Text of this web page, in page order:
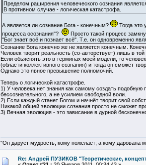
Пределом раширения человеческого сознания
В противном случае - логическая катастрофа.
А является ли сознание Бога - конечным? Тогда это
процесса осознания"?
Просто такой процесс
"Бог знает всё и познает всё". Т.е. он одновременно
Сознание Бога конечно же не является конечным.
Человек творит реальность (со-авторствует) лишь в
Если обьяснять это в терминах моей модели, то
(области коллективного сознания) и тогда он сможет
Однако это явное превышение полномочий.
Теперь о логической катастрофе.
1) У человека нет знания как самому создать
бессознательного, а не усилием свободной воли.
2) Если каждый станет Богом и начнёт творит свой
Никакой общей эволюции сознания просто не сможет
3) Вечная эволюция - это зависание в дурной
"Он дарует мудрость, кому пожелает; а кому дарована
Re: Андрей ПУЗИКОВ "Теоретические,